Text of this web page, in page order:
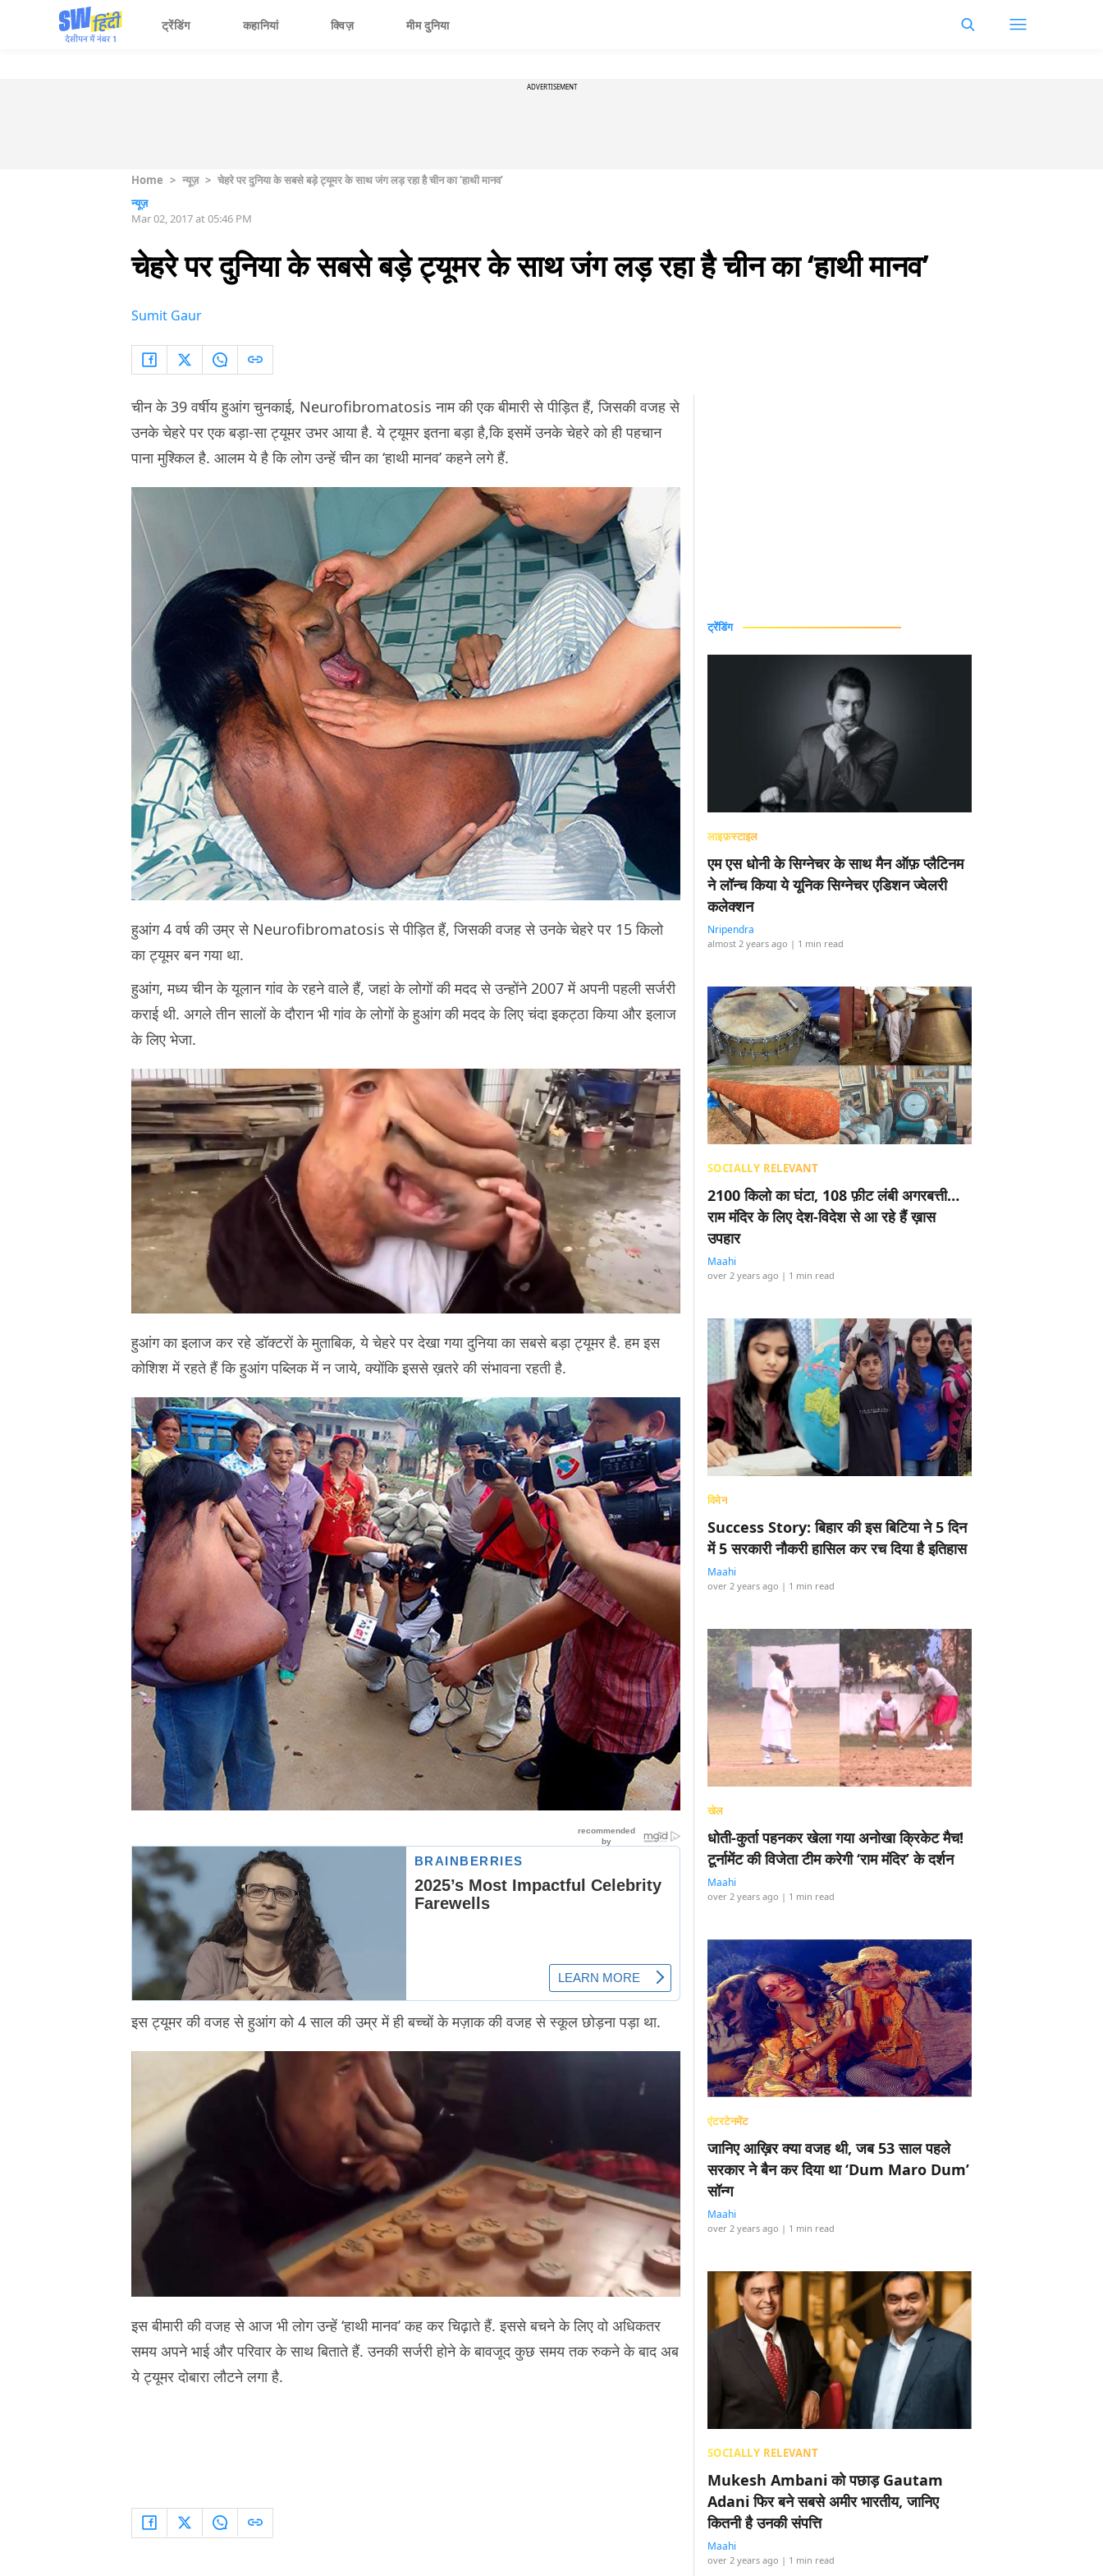
ट्रेंडिंग कहानियां क्विज़ मीम दुनिया
ADVERTISEMENT
Home > न्यूज़ > चेहरे पर दुनिया के सबसे बड़े ट्यूमर के साथ जंग लड़ रहा है चीन का ‘हाथी मानव’
न्यूज़
Mar 02, 2017 at 05:46 PM
चेहरे पर दुनिया के सबसे बड़े ट्यूमर के साथ जंग लड़ रहा है चीन का ‘हाथी मानव’
Sumit Gaur
चीन के 39 वर्षीय हुआंग चुनकाई, Neurofibromatosis नाम की एक बीमारी से पीड़ित हैं, जिसकी वजह से
उनके चेहरे पर एक बड़ा-सा ट्यूमर उभर आया है. ये ट्यूमर इतना बड़ा है,कि इसमें उनके चेहरे को ही पहचान
पाना मुश्किल है. आलम ये है कि लोग उन्हें चीन का ‘हाथी मानव’ कहने लगे हैं.
हुआंग 4 वर्ष की उम्र से Neurofibromatosis से पीड़ित हैं, जिसकी वजह से उनके चेहरे पर 15 किलो
का ट्यूमर बन गया था.
हुआंग, मध्य चीन के यूलान गांव के रहने वाले हैं, जहां के लोगों की मदद से उन्होंने 2007 में अपनी पहली सर्जरी
कराई थी. अगले तीन सालों के दौरान भी गांव के लोगों के हुआंग की मदद के लिए चंदा इकट्ठा किया और इलाज
के लिए भेजा.
हुआंग का इलाज कर रहे डॉक्टरों के मुताबिक, ये चेहरे पर देखा गया दुनिया का सबसे बड़ा ट्यूमर है. हम इस
कोशिश में रहते हैं कि हुआंग पब्लिक में न जाये, क्योंकि इससे ख़तरे की संभावना रहती है.
इस ट्यूमर की वजह से हुआंग को 4 साल की उम्र में ही बच्चों के मज़ाक की वजह से स्कूल छोड़ना पड़ा था.
इस बीमारी की वजह से आज भी लोग उन्हें ‘हाथी मानव’ कह कर चिढ़ाते हैं. इससे बचने के लिए वो अधिकतर
समय अपने भाई और परिवार के साथ बिताते हैं. उनकी सर्जरी होने के बावजूद कुछ समय तक रुकने के बाद अब
ये ट्यूमर दोबारा लौटने लगा है.
ट्रेंडिंग
लाइफ़स्टाइल
एम एस धोनी के सिग्नेचर के साथ मैन ऑफ़ प्लैटिनम
ने लॉन्च किया ये यूनिक सिग्नेचर एडिशन ज्वेलरी
कलेक्शन
Nripendra
almost 2 years ago | 1 min read
SOCIALLY RELEVANT
2100 किलो का घंटा, 108 फ़ीट लंबी अगरबत्ती…
राम मंदिर के लिए देश-विदेश से आ रहे हैं ख़ास
उपहार
Maahi
over 2 years ago | 1 min read
विमेन
Success Story: बिहार की इस बिटिया ने 5 दिन
में 5 सरकारी नौकरी हासिल कर रच दिया है इतिहास
Maahi
over 2 years ago | 1 min read
खेल
धोती-कुर्ता पहनकर खेला गया अनोखा क्रिकेट मैच!
टूर्नामेंट की विजेता टीम करेगी ‘राम मंदिर’ के दर्शन
Maahi
over 2 years ago | 1 min read
एंटरटेनमेंट
जानिए आख़िर क्या वजह थी, जब 53 साल पहले
सरकार ने बैन कर दिया था ‘Dum Maro Dum’
सॉन्ग
Maahi
over 2 years ago | 1 min read
SOCIALLY RELEVANT
Mukesh Ambani को पछाड़ Gautam
Adani फिर बने सबसे अमीर भारतीय, जानिए
कितनी है उनकी संपत्ति
Maahi
over 2 years ago | 1 min read